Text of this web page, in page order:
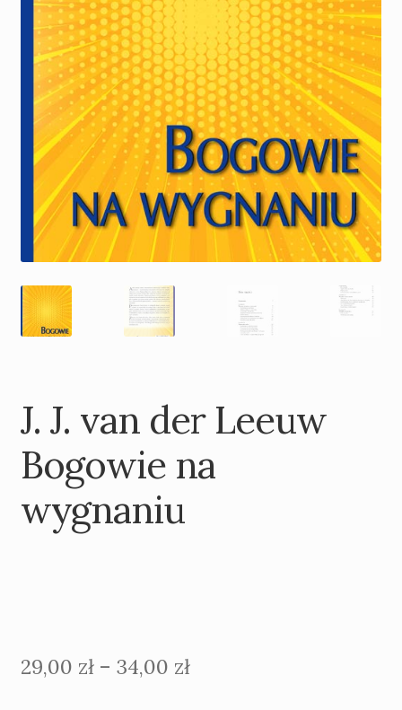
J. J. van der Leeuw
Bogowie na
wygnaniu
29,00 zł – 34,00 złPrice